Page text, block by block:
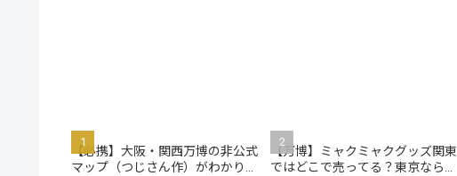
【必携】大阪・関西万博の非公式
マップ（つじさん作）がわかりや
【万博】ミャクミャクグッズ関東
ではどこで売ってる？東京ならコ